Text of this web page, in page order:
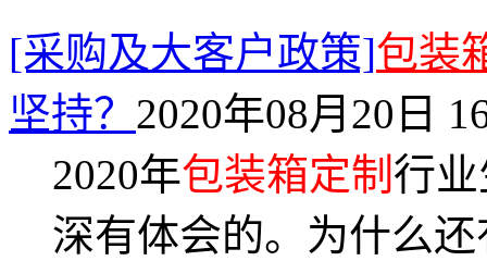
[采购及大客户政策]包装
坚持？ 2020年08月20日
2020年包装箱定制 行
深有体会的。为什么